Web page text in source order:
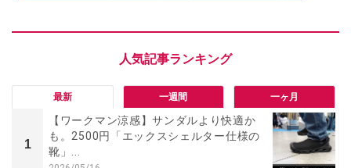
最新 一週間 一ヶ月
1
【ワークマン涼感】サンダルより快適か
も。2500円「エックスシェルター仕様の
靴」...